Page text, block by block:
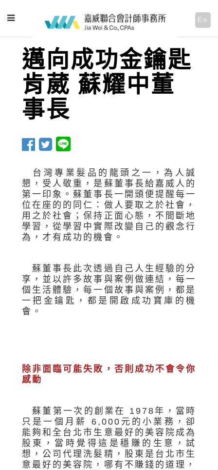
En
邁向成功金鑰匙
肯葳 蘇耀中董
事長
台灣專業髮品的龍頭之一，為人誠
懇，受人敬重，是蘇董事長給嘉威人的
第一印象。蘇董事長一開頭便提醒每一
位在座的的同仁：做人要取之於社會，
用之於社會；保持正面心態，不間斷地
學習，從學習中實際改變自己的觀念行
為，才有成功的機會。
蘇董事長此次透過自己人生經驗的分
享，並以許多故事與案例做連結，每一
個生活體驗，每一個故事與案例，都是
一把金鑰匙，都是開啟成功寶庫的機
會。
除非面臨可能失敗，否則成功不會令你
感動
蘇董第一次的創業在 1978年，當時
只是一個月薪 6,000元的小業務，卻
能夠和全台北市生意最好的美容院成為
股東，當時覺得這是穩賺的生意，試
想，公司代理洗髮精，股東是台北市生
意最好的美容院，哪有不賺錢的道理，